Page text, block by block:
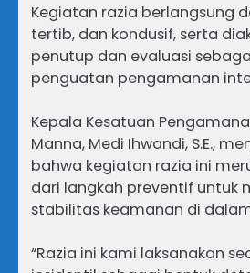
Kegiatan razia berlangsung
tertib, dan kondusif, serta
penutup dan evaluasi
penguatan pengamanan
Kepala Kesatuan
Manna, Medi Ihwandi, S.E.,
bahwa kegiatan razia ini
dari langkah preventif untuk
stabilitas keamanan di
“Razia ini kami laksanakan